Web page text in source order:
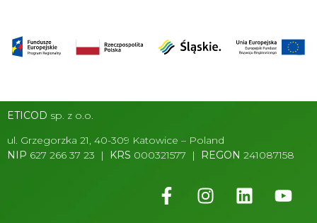
ETICOD sp. z o.o.
ul. Grzegorzka 21, 40-309 Katowice – Poland
NIP 627 266 37 23 | KRS 000321577 | REGON 241087158